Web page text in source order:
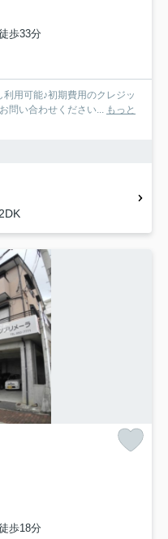
歩33分
用可能♪初期費用のクレジッ
問い合わせください...
もっと
歩18分